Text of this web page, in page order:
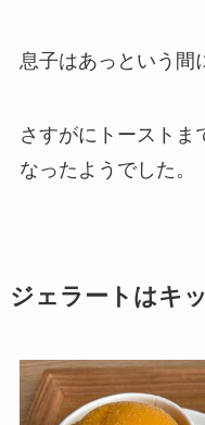
息子はあっという間
さすがにトーストま
なったようでした。
ジェラートはキ